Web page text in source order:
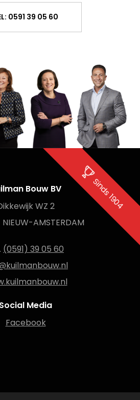
0591 39 05 60
Bouw BV
WZ 2
AMSTERDAM
(0591) 39 05 60
Social Media
Facebook
Sinds 1904